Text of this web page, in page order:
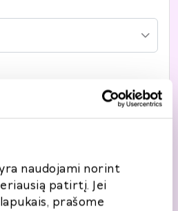
naudojami norint
patirtį. Jei
prašome